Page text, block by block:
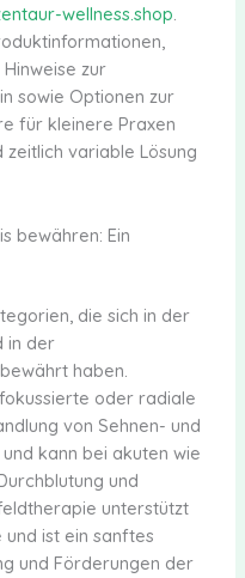
wellness.shop.
zur
sowie Optionen zur
für kleinere Praxen
variable Lösung
bewähren: Ein
die sich in der
in der
haben.
oder radiale
von Sehnen- und
kann bei akuten wie
und
unterstützt
ist ein sanftes
und Förderungen der